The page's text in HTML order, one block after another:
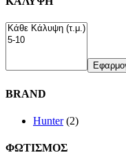
BRAND
Hunter (2)
ΦΩΤΙΣΜΟΣ